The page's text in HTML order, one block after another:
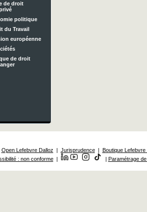
de droit
politique
du Travail
européenne
de droit
Open Lefebvre Dalloz | Jurisprudence| Boutique Lefebvre
: non conforme | | Paramétrage